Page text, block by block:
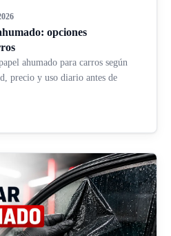
opciones
ahumado para carros según
precio y uso diario antes de